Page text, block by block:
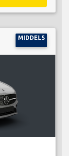
MIDDELS